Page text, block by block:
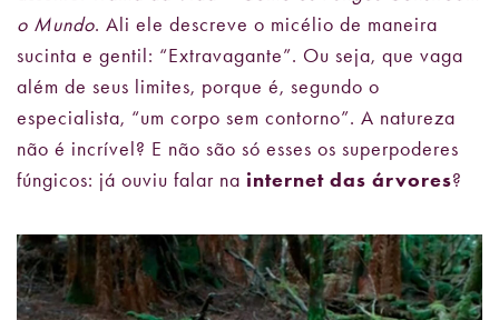
o Mundo. Ali ele descreve o micélio de maneira
sucinta e gentil: “Extravagante”. Ou seja, que vaga
além de seus limites, porque é, segundo o
especialista, “um corpo sem contorno”. A natureza
não é incrível? E não são só esses os superpoderes
fúngicos: já ouviu falar na internet das árvores?